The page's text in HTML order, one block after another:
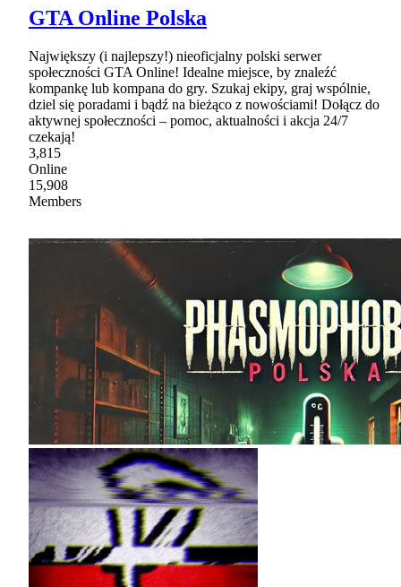
GTA Online Polska
Największy (i najlepszy!) nieoficjalny polski serwer
społeczności GTA Online! Idealne miejsce, by znaleźć
kompankę lub kompana do gry. Szukaj ekipy, graj wspólnie,
dziel się poradami i bądź na bieżąco z nowościami! Dołącz do
aktywnej społeczności – pomoc, aktualności i akcja 24/7
czekają!
3,815
Online
15,908
Members